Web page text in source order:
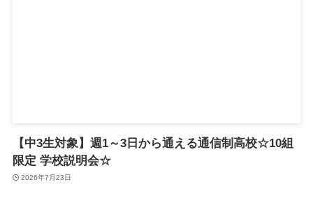
【中3生対象】週1～3日から通える通信制高校☆10組
限定 学校説明会☆
2026年7月23日